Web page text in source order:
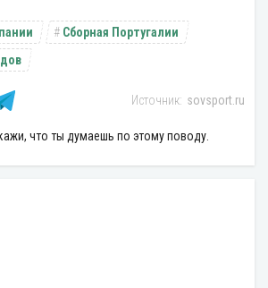
Сборная Португалии
sovsport.ru
что ты думаешь по этому поводу.